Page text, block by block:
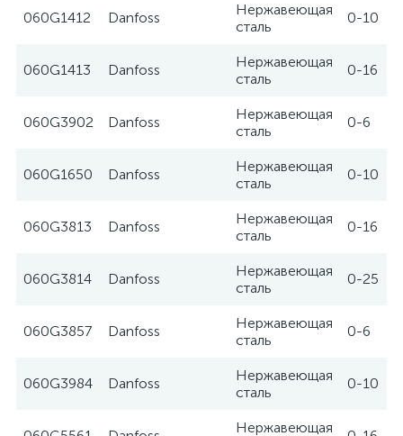
060G1412 Danfoss
Нержавеющая
сталь
0-10
060G1413 Danfoss
Нержавеющая
сталь
0-16
060G3902 Danfoss
Нержавеющая
сталь
0-6
060G1650 Danfoss
Нержавеющая
сталь
0-10
060G3813 Danfoss
Нержавеющая
сталь
0-16
060G3814 Danfoss
Нержавеющая
сталь
0-25
060G3857 Danfoss
Нержавеющая
сталь
0-6
060G3984 Danfoss
Нержавеющая
сталь
0-10
Нержавеющая